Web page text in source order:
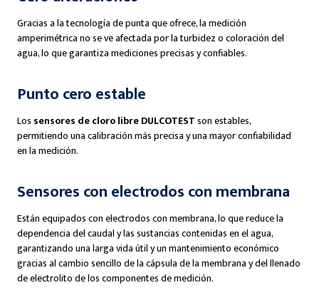
Gracias a la tecnología de punta que ofrece, la medición
amperimétrica no se ve afectada por la turbidez o coloración del
agua, lo que garantiza mediciones precisas y confiables.
Punto cero estable
Los sensores de cloro libre DULCOTESTson estables,
permitiendo una calibración más precisa y una mayor confiabilidad
en la medición.
Sensores con electrodos con membrana
Están equipados con electrodos con membrana, lo que reduce la
dependencia del caudal y las sustancias contenidas en el agua,
garantizando una larga vida útil y un mantenimiento económico
gracias al cambio sencillo de la cápsula de la membrana y del llenado
de electrolito de los componentes de medición.